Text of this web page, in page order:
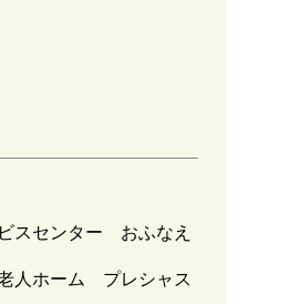
スセンター おふなえ
人ホーム プレシャス